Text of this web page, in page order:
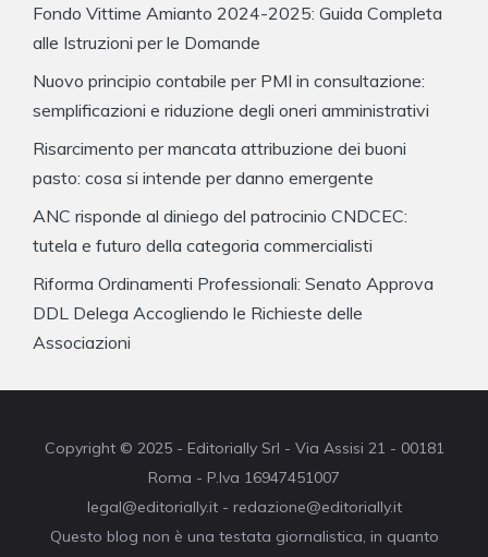
Fondo Vittime Amianto 2024-2025: Guida Completa
alle Istruzioni per le Domande
Nuovo principio contabile per PMI in consultazione:
semplificazioni e riduzione degli oneri amministrativi
Risarcimento per mancata attribuzione dei buoni
pasto: cosa si intende per danno emergente
ANC risponde al diniego del patrocinio CNDCEC:
tutela e futuro della categoria commercialisti
Riforma Ordinamenti Professionali: Senato Approva
DDL Delega Accogliendo le Richieste delle
Associazioni
Copyright © 2025 - Editorially Srl - Via Assisi 21 - 00181
Roma - P.Iva 16947451007
legal@editorially.it - redazione@editorially.it
Questo blog non è una testata giornalistica, in quanto